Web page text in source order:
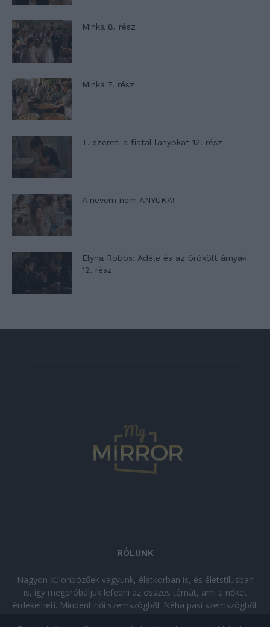
Minka 8. rész
Minka 7. rész
T. szereti a fiatal lányokat 12. rész
A nevem nem ANYUKA!
Elyna Robbs: Adéle és az örökölt árnyak
12. rész
RÓLUNK
Nagyon különbözőek vagyunk, életkorban is, és életstílusban
is, így megpróbáljuk lefedni az összes témát, ami a nőket
érdekelheti. Mindent női szemszögből. Néha pasi szemszögből.